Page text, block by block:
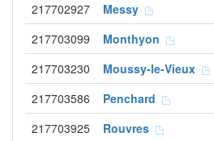
217702927 Messy
217703099 Monthyon
217703230 Moussy-le-Vieux
217703586 Penchard
217703925 Rouvres